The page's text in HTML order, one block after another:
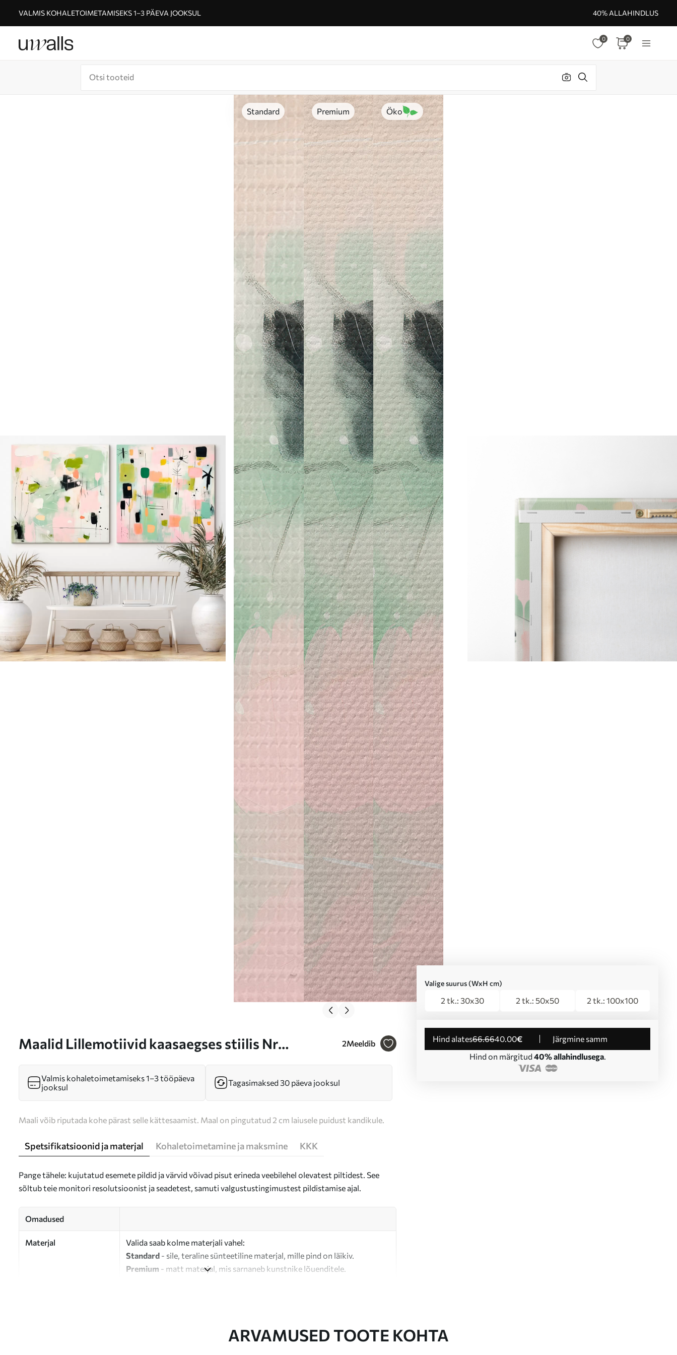
VALMIS KOHALETOIMETAMISEKS 1–3 PÄEVA JOOKSUL 40% ALLAHINDLUS
0 0
Standard Premium Öko
Maalid Lillemotiivid kaasaegses stiilis Nr
2Meeldib
Valige suurus (WxH cm)
2 tk.: 30x30 2 tk.: 50x50 2 tk.: 100x100
Hind alates66.6640.00€
Järgmine samm
Hind on märgitud 40% allahindlusega.
Valmis kohaletoimetamiseks 1–3 tööpäeva
jooksul
Tagasimaksed 30 päeva jooksul
Maali võib riputada kohe pärast selle kättesaamist. Maal on pingutatud 2 cm laiusele puidust kandikule.
Spetsifikatsioonid ja materjal Kohaletoimetamine ja maksmine KKK
Pange tähele: kujutatud esemete pildid ja värvid võivad pisut erineda veebilehel olevatest piltidest. See
sõltub teie monitori resolutsioonist ja seadetest, samuti valgustustingimustest pildistamise ajal.
Omadused
Materjal
Valida saab kolme materjali vahel:
Standard - sile, teraline sünteetiline materjal, mille pind on läikiv.
Premium - matt materjal, mis sarnaneb kunstnike lõuenditele.
ARVAMUSED TOOTE KOHTA